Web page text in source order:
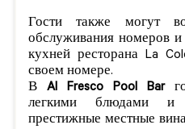
Гости также могут
обслуживания номеров и
кухней ресторана La
своем номере.
В Al Fresco Pool Bar
легкими блюдами и
престижные местные